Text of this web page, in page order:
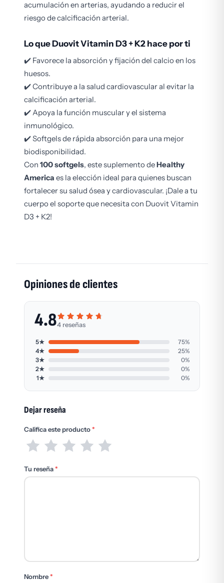
acumulación en arterias, ayudando a reducir el
riesgo de calcificación arterial.
Lo que Duovit Vitamin D3 + K2 hace por ti
✔️ Favorece la absorción y fijación del calcio en los
huesos.
✔️ Contribuye a la salud cardiovascular al evitar la
calcificación arterial.
✔️ Apoya la función muscular y el sistema
inmunológico.
✔️ Softgels de rápida absorción para una mejor
biodisponibilidad.
Con 100 softgels, este suplemento deHealthy
America es la elección ideal para quienes buscan
fortalecer su salud ósea y cardiovascular. ¡Dale a tu
cuerpo el soporte que necesita con Duovit Vitamin
D3 + K2!
Opiniones de clientes
4.84 reseñas
5★
75%
4★
25%
3★
0%
2★
0%
1★
0%
Dejar reseña
Califica este producto*
Tu reseña*
Nombre*